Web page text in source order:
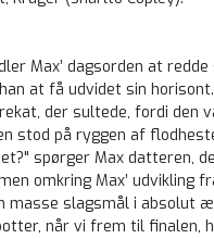
Max’ dagsorden at
at få udvidet sin
der sultede, fordi
stod på ryggen af
spørger Max datteren,
omkring Max’
masse slagsmål i absolut
når vi frem til finalen,